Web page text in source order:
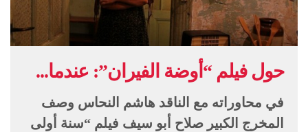
حول فيلم “أوضة الفيران”: عندما...
في محاوراته مع الناقد هاشم النحاس وصف
المخرج الكبير صلاح أبو سيف فيلم “سنة أولى